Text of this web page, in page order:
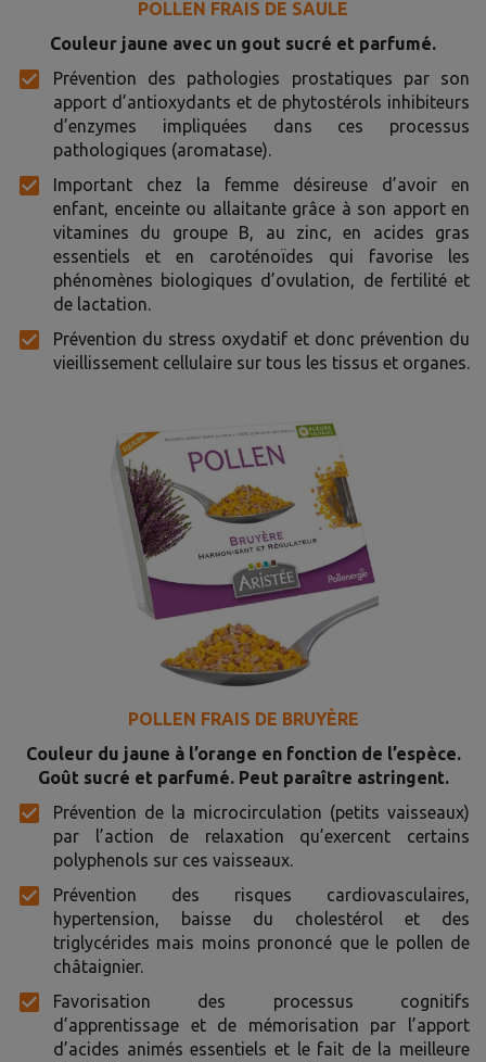
POLLEN FRAIS DE SAULE
Couleur jaune avec un gout sucré et parfumé.
Prévention des pathologies prostatiques par son
apport d’antioxydants et de phytostérols inhibiteurs
d’enzymes impliquées dans ces processus
pathologiques (aromatase).
Important chez la femme désireuse d’avoir en
enfant, enceinte ou allaitante grâce à son apport en
vitamines du groupe B, au zinc, en acides gras
essentiels et en caroténoïdes qui favorise les
phénomènes biologiques d’ovulation, de fertilité et
de lactation.
Prévention du stress oxydatif et donc prévention du
vieillissement cellulaire sur tous les tissus et organes.
POLLEN FRAIS DE BRUYÈRE
Couleur du jaune à l’orange en fonction de l’espèce.
Goût sucré et parfumé. Peut paraître astringent.
Prévention de la microcirculation (petits vaisseaux)
par l’action de relaxation qu’exercent certains
polyphenols sur ces vaisseaux.
Prévention des risques cardiovasculaires,
hypertension, baisse du cholestérol et des
triglycérides mais moins prononcé que le pollen de
châtaignier.
Favorisation des processus cognitifs
d’apprentissage et de mémorisation par l’apport
d’acides animés essentiels et le fait de la meilleure